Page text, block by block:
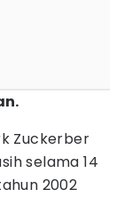
Zuckerber
selama 14
2002